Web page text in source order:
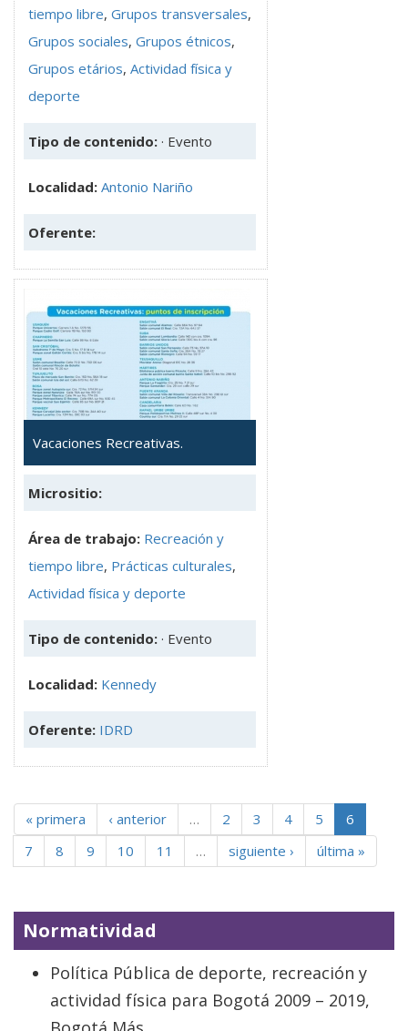
tiempo libre, Grupos transversales,
Grupos sociales, Grupos étnicos,
Grupos etários, Actividad física y
deporte
Tipo de contenido: · Evento
Localidad: Antonio Nariño
Oferente:
Vacaciones Recreativas.
Micrositio:
Área de trabajo: Recreación y
tiempo libre, Prácticas culturales,
Actividad física y deporte
Tipo de contenido: · Evento
Localidad: Kennedy
Oferente: IDRD
« primera ‹ anterior … 2 3 4 5
6
7
8 9 10 11 … siguiente › última »
Normatividad
Política Pública de deporte, recreación y
actividad física para Bogotá 2009 – 2019,